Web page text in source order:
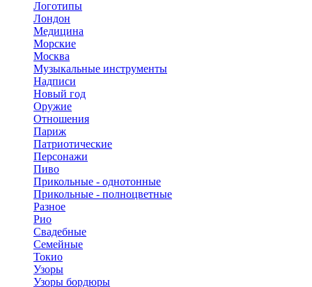
Логотипы
Лондон
Медицина
Морские
Москва
Музыкальные инструменты
Надписи
Новый год
Оружие
Отношения
Париж
Патриотические
Персонажи
Пиво
Прикольные - однотонные
Прикольные - полноцветные
Разное
Рио
Свадебные
Семейные
Токио
Узоры
Узоры бордюры